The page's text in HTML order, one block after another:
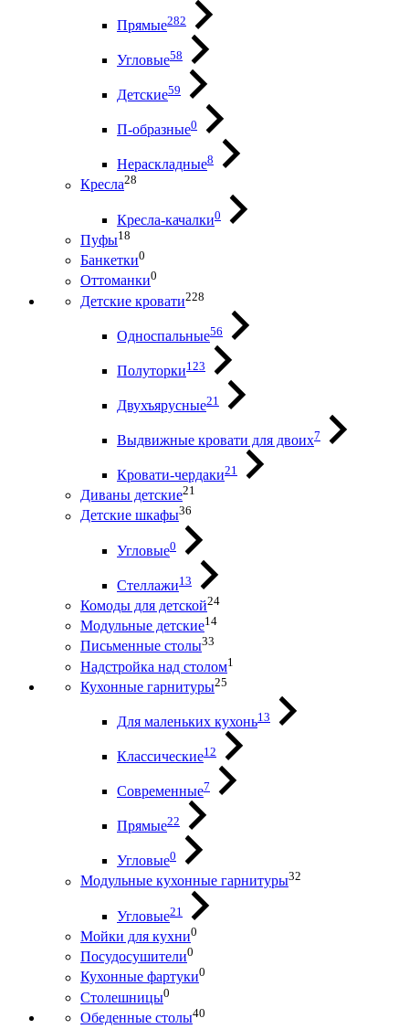
Прямые282
Угловые58
Детские59
П-образные0
Нераскладные8
Кресла28
Кресла-качалки0
Пуфы18
Банкетки0
Оттоманки0
Детские кровати228
Односпальные56
Полуторки123
Двухъярусные21
Выдвижные кровати для двоих7
Кровати-чердаки21
Диваны детские21
Детские шкафы36
Угловые0
Стеллажи13
Комоды для детской24
Модульные детские14
Письменные столы33
Надстройка над столом1
Кухонные гарнитуры25
Для маленьких кухонь13
Классические12
Современные7
Прямые22
Угловые0
Модульные кухонные гарнитуры32
Угловые21
Мойки для кухни0
Посудосушители0
Кухонные фартуки0
Столешницы0
Обеденные столы40